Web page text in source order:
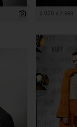
2 000 x 2 999